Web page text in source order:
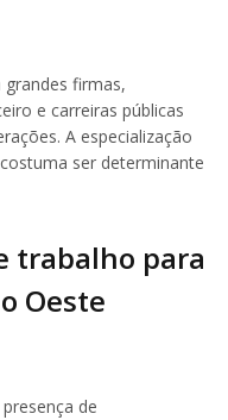
firmas,
e carreiras públicas
A especialização
ser determinante
trabalho para
Oeste
de